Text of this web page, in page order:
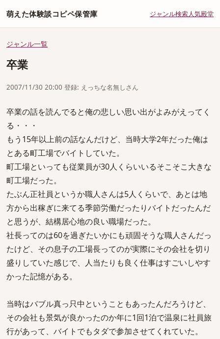
萌えた体験談コピペ保管庫 ジャンル検索人気殿堂
ジャンル一覧
卒業
2007/11/30 20:00 登録: えっちな名無しさん
卒業の話を読んでると俺の悲しい思い出がよみがえってく
る・・・
もう15年以上前の話なんだけど、当時大学2年だった俺は
とある町工場でバイトしていた。
町工場といっても従業員が30人くらいいるそこそこ大きな
町工場だった。
たぶん正社員というか職人さんは5人くらいで、あとは地
方から出稼ぎに来てる季節労働だったりバイトだったんだ
と思うが、結構居心地の良い職場だった。
社長ってのは60を過ぎたいかにも頑固そうな職人さんだっ
たけど、その息子の工場長ってのが実際にその会社を切り
盛りしていた感じで、人当たりも良く仕事はすごいしやす
かった記憶がある。
当時はバブル真っ只中ということもあったんだろうけど、
その会社も景気が良かったのか年に1回1泊で温泉に社員旅
行があって、バイトでもタダで参加させてくれていた。